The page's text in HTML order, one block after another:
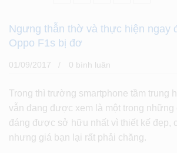
Ngưng thẫn thờ và thực hiện ngay
Oppo F1s bị đơ
01/09/2017 0 bình luân
Trong thì trường smartphone tầm trung
vẫn đang được xem là một trong những
đáng được sở hữu nhất vì thiết kế đẹp,
nhưng giá bạn lại rất phải chăng.